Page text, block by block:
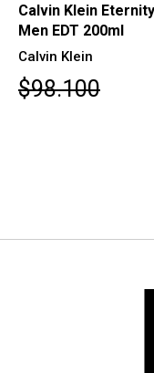
Calvin Klein
Men EDT 200ml
Calvin Klein
$98.100